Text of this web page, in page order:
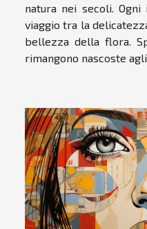
natura nei secoli.
viaggio tra la
bellezza della flora.
rimangono nascoste agli